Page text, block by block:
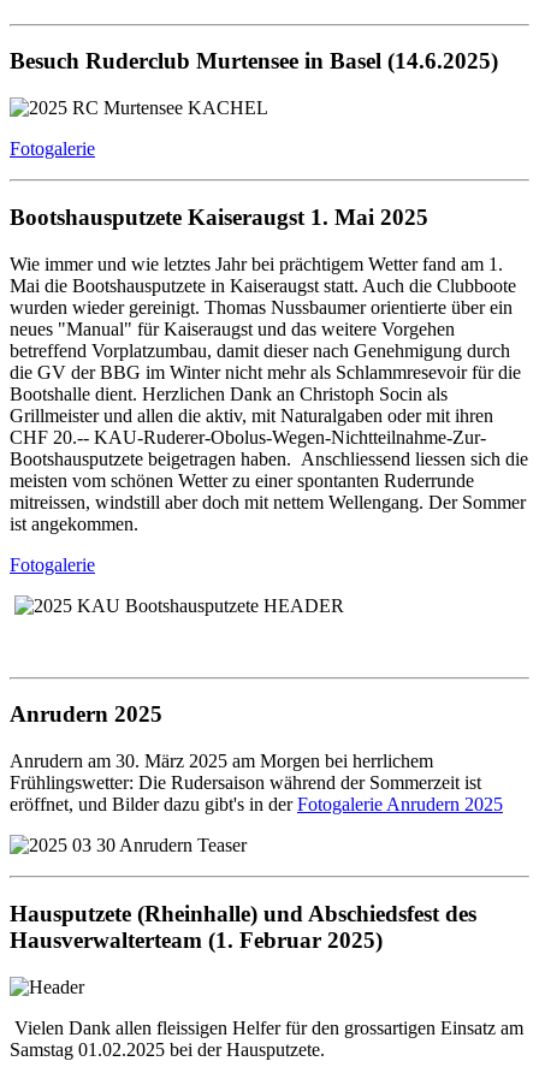
Besuch Ruderclub Murtensee in Basel (14.6.2025)
Fotogalerie
Bootshausputzete Kaiseraugst 1. Mai 2025
Wie immer und wie letztes Jahr bei prächtigem Wetter fand am 1.
Mai die Bootshausputzete in Kaiseraugst statt. Auch die Clubboote
wurden wieder gereinigt. Thomas Nussbaumer orientierte über ein
neues "Manual" für Kaiseraugst und das weitere Vorgehen
betreffend Vorplatzumbau, damit dieser nach Genehmigung durch
die GV der BBG im Winter nicht mehr als Schlammresevoir für die
Bootshalle dient. Herzlichen Dank an Christoph Socin als
Grillmeister und allen die aktiv, mit Naturalgaben oder mit ihren
CHF 20.-- KAU-Ruderer-Obolus-Wegen-Nichtteilnahme-Zur-
Bootshausputzete beigetragen haben. Anschliessend liessen sich die
meisten vom schönen Wetter zu einer spontanten Ruderrunde
mitreissen, windstill aber doch mit nettem Wellengang. Der Sommer
ist angekommen.
Fotogalerie
Anrudern 2025
Anrudern am 30. März 2025 am Morgen bei herrlichem
Frühlingswetter: Die Rudersaison während der Sommerzeit ist
eröffnet, und Bilder dazu gibt's in derFotogalerie Anrudern 2025
Hausputzete (Rheinhalle) und Abschiedsfest des
Hausverwalterteam (1. Februar 2025)
Vielen Dank allen fleissigen Helfer für den grossartigen Einsatz am
Samstag 01.02.2025 bei der Hausputzete.